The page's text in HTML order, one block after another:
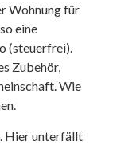
Wohnung für
eine
(steuerfrei).
Zubehör,
Wie
Hier unterfällt